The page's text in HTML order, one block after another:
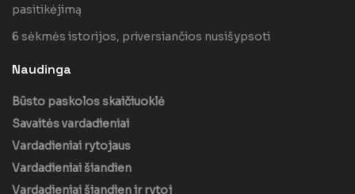
pasitikėjimą
6 sėkmės istorijos, priversiančios nusišypsoti
Naudinga
Būsto paskolos skaičiuoklė
Savaitės vardadieniai
Vardadieniai rytojaus
Vardadieniai šiandien
Vardadieniai šiandien ir rytoj